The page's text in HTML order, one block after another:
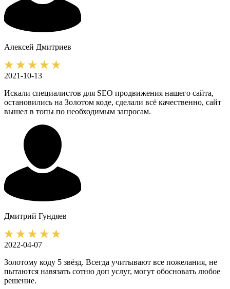
Алексей Дмитриев
2021-10-13
Искали специалистов для SEO продвижения нашего сайта,
остановились на Золотом коде, сделали всё качественно, сайт
вышел в топы по необходимым запросам.
Дмитрий Гундяев
2022-04-07
Золотому коду 5 звёзд. Всегда учитывают все пожелания, не
пытаются навязать сотню доп услуг, могут обосновать любое
решение.